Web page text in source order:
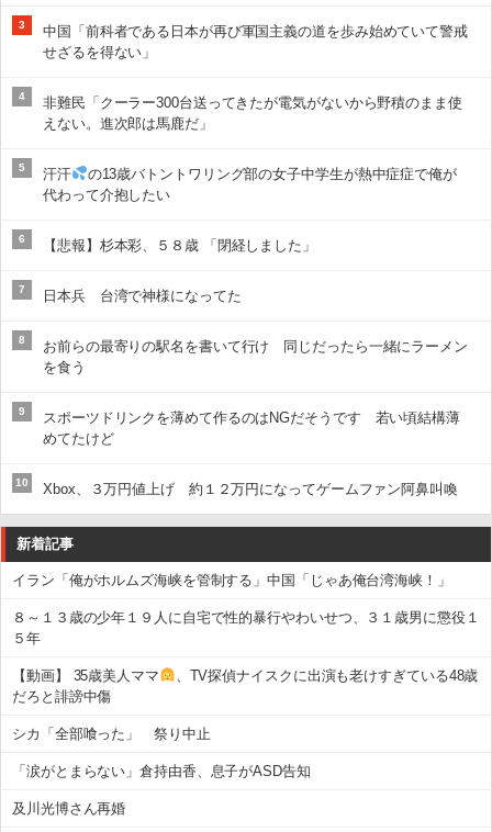
3
中国「前科者である日本が再び軍国主義の道を歩み始めていて警戒
せざるを得ない」
4
非難民「クーラー300台送ってきたが電気がないから野積のまま使
えない。進次郎は馬鹿だ」
5 汗汗
の13歳バトントワリング部の女子中学生が熱中症症で俺が
代わって介抱したい
6 【悲報】杉本彩、５８歳 「閉経しました」
7 日本兵 台湾で神様になってた
8
お前らの最寄りの駅名を書いて行け 同じだったら一緒にラーメン
を食う
9
スポーツドリンクを薄めて作るのはNGだそうです 若い頃結構薄
めてたけど
10 Xbox、３万円値上げ 約１２万円になってゲームファン阿鼻叫喚
新着記事
イラン「俺がホルムズ海峡を管制する」中国「じゃあ俺台湾海峡！」
８～１３歳の少年１９人に自宅で性的暴行やわいせつ、３１歳男に懲役１
５年
【動画】 35歳美人ママ
、TV探偵ナイスクに出演も老けすぎている48歳
だろと誹謗中傷
シカ「全部喰った」 祭り中止
「涙がとまらない」倉持由香、息子がASD告知
及川光博さん再婚